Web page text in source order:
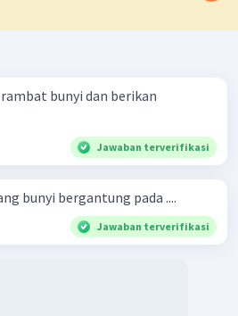
bunyi dan berikan
Jawaban terverifikasi
bunyi bergantung pada ....
Jawaban terverifikasi